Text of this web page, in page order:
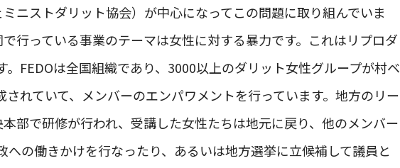
ニストダリット協会）が中心になってこの問題に取り組んでいま
行っている事業のテーマは女性に対する暴力です。これはリプロダ
。FEDOは全国組織であり、3000以上のダリット女性グループが村ベ
れていて、メンバーのエンパワメントを行っています。地方のリー
部で研修が行われ、受講した女性たちは地元に戻り、他のメンバー
への働きかけを行なったり、あるいは地方選挙に立候補して議員と